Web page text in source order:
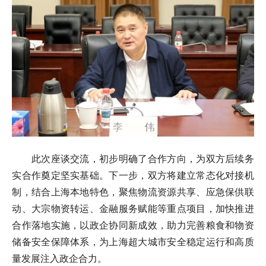
此次座谈交流，初步明确了合作方向，为双方后续务
实合作奠定坚实基础。下一步，双方将建立常态化对接机
制，结合上海本地特色，聚焦物流资源共享、应急保供联
动、大宗物资转运、金融服务赋能等重点项目，加快推进
合作落地实施，以政企协同新成效，助力完善粮食和物资
储备安全保障体系，为上海超大城市安全稳定运行和高质
量发展注入政企合力。